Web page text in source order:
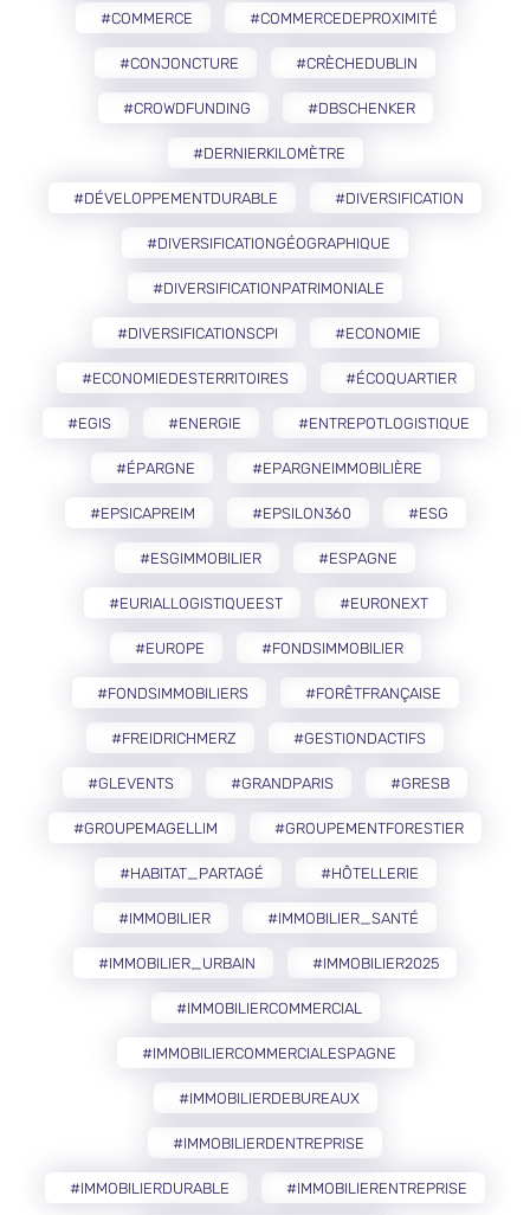
#COMMERCE #COMMERCEDEPROXIMITÉ
#CONJONCTURE #CRÈCHEDUBLIN
#CROWDFUNDING #DBSCHENKER
#DERNIERKILOMÈTRE
#DÉVELOPPEMENTDURABLE #DIVERSIFICATION
#DIVERSIFICATIONGÉOGRAPHIQUE
#DIVERSIFICATIONPATRIMONIALE
#DIVERSIFICATIONSCPI #ECONOMIE
#ECONOMIEDESTERRITOIRES #ÉCOQUARTIER
#EGIS #ENERGIE #ENTREPOTLOGISTIQUE
#ÉPARGNE #EPARGNEIMMOBILIÈRE
#EPSICAPREIM #EPSILON360 #ESG
#ESGIMMOBILIER #ESPAGNE
#EURIALLOGISTIQUEEST #EURONEXT
#EUROPE #FONDSIMMOBILIER
#FONDSIMMOBILIERS #FORÊTFRANÇAISE
#FREIDRICHMERZ #GESTIONDACTIFS
#GLEVENTS #GRANDPARIS #GRESB
#GROUPEMAGELLIM #GROUPEMENTFORESTIER
#HABITAT_PARTAGÉ #HÔTELLERIE
#IMMOBILIER #IMMOBILIER_SANTÉ
#IMMOBILIER_URBAIN #IMMOBILIER2025
#IMMOBILIERCOMMERCIAL
#IMMOBILIERCOMMERCIALESPAGNE
#IMMOBILIERDEBUREAUX
#IMMOBILIERDENTREPRISE
#IMMOBILIERDURABLE #IMMOBILIERENTREPRISE